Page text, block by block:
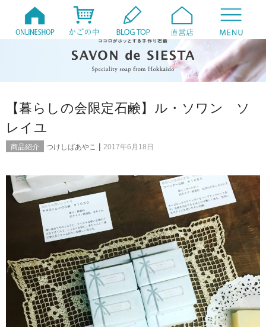
【暮らしの会限定石鹸】ル・ソワン ソ
レイユ
商品紹介 つけしばあやこ | 2017年6月18日